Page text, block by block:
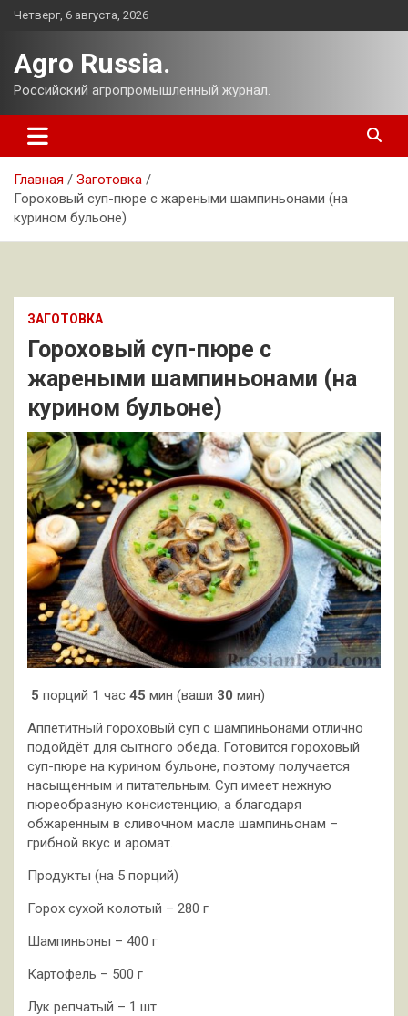
Перейти
Четверг, 6 августа, 2026
Agro Russia.
Российский агропромышленный журнал.
Главная
Заготовка
Гороховый суп-пюре с жареными шампиньонами (на
курином бульоне)
ЗАГОТОВКА
Гороховый суп-пюре с
жареными шампиньонами (на
курином бульоне)
5 порций 1 час 45 мин (ваши 30 мин)
Аппетитный гороховый суп с шампиньонами отлично
подойдёт для сытного обеда. Готовится гороховый
суп-пюре на курином бульоне, поэтому получается
насыщенным и питательным. Суп имеет нежную
пюреобразную консистенцию, а благодаря
обжаренным в сливочном масле шампиньонам –
грибной вкус и аромат.
Продукты (на 5 порций)
Горох сухой колотый – 280 г
Шампиньоны – 400 г
Картофель – 500 г
Лук репчатый – 1 шт.